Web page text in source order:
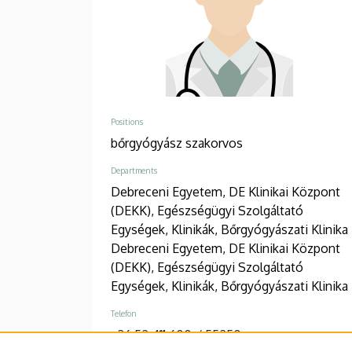
Positions
bőrgyógyász szakorvos
Departments
Debreceni Egyetem, DE Klinikai Központ
(DEKK), Egészségügyi Szolgáltató
Egységek, Klinikák, Bőrgyógyászati Klinika
Debreceni Egyetem, DE Klinikai Központ
(DEKK), Egészségügyi Szolgáltató
Egységek, Klinikák, Bőrgyógyászati Klinika
Telefon
+36 52 411 600 / 55250